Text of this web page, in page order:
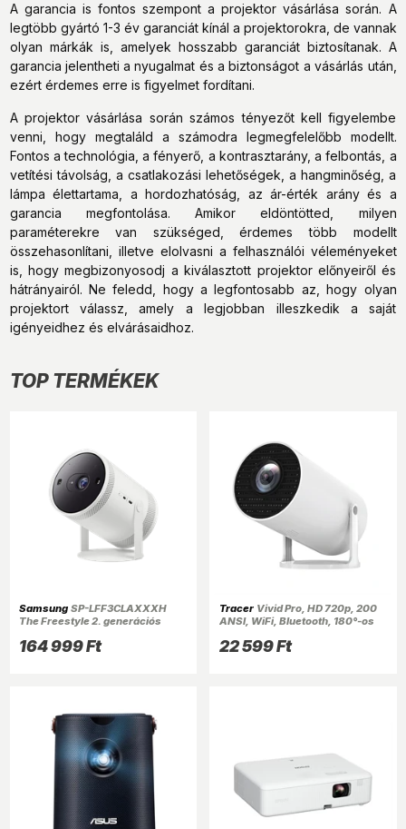
A garancia is fontos szempont a projektor vásárlása során. A
legtöbb gyártó 1-3 év garanciát kínál a projektorokra, de vannak
olyan márkák is, amelyek hosszabb garanciát biztosítanak. A
garancia jelentheti a nyugalmat és a biztonságot a vásárlás után,
ezért érdemes erre is figyelmet fordítani.
A projektor vásárlása során számos tényezőt kell figyelembe
venni, hogy megtaláld a számodra legmegfelelőbb modellt.
Fontos a technológia, a fényerő, a kontrasztarány, a felbontás, a
vetítési távolság, a csatlakozási lehetőségek, a hangminőség, a
lámpa élettartama, a hordozhatóság, az ár-érték arány és a
garancia megfontolása. Amikor eldöntötted, milyen
paraméterekre van szükséged, érdemes több modellt
összehasonlítani, illetve elolvasni a felhasználói véleményeket
is, hogy megbizonyosodj a kiválasztott projektor előnyeiről és
hátrányairól. Ne feledd, hogy a legfontosabb az, hogy olyan
projektort válassz, amely a legjobban illeszkedik a saját
igényeidhez és elvárásaidhoz.
TOP TERMÉKEK
Samsung SP-LFF3CLAXXXH
The Freestyle 2. generációs
164 999 Ft
Tracer Vivid Pro, HD 720p, 200
ANSI, WiFi, Bluetooth, 180°-os
multimédia projektor
22 599 Ft